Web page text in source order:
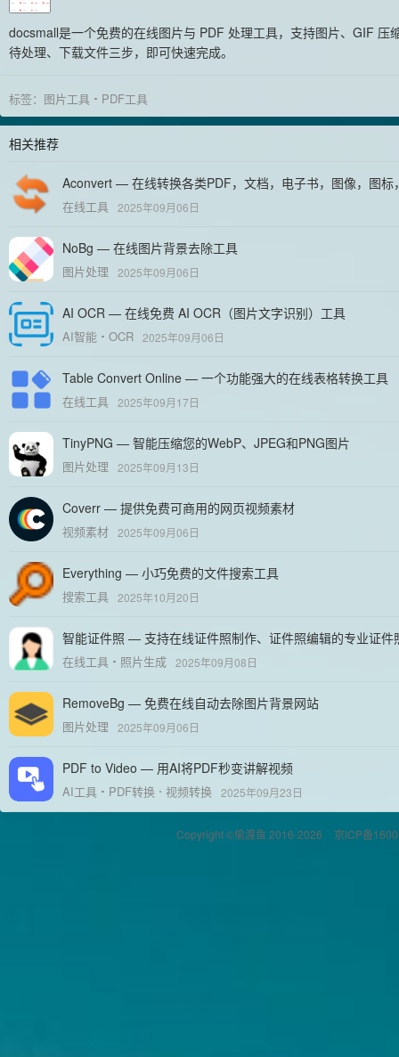
docsmall是一个免费的在线图片与 PDF 处理工具，支持图片、GIF 压
待处理、下载文件三步，即可快速完成。
标签： 图片工具 PDF工具
相关推荐
Aconvert — 在线转换各类PDF，文档，电子书，图像，图标
在线工具 2025年09月06日
NoBg — 在线图片背景去除工具
图片处理 2025年09月06日
AI OCR — 在线免费 AI OCR（图片文字识别）工具
AI智能 OCR 2025年09月06日
Table Convert Online — 一个功能强大的在线表格转换工具
在线工具 2025年09月17日
TinyPNG — 智能压缩您的WebP、JPEG和PNG图片
图片处理 2025年09月13日
Coverr — 提供免费可商用的网页视频素材
视频素材 2025年09月06日
Everything — 小巧免费的文件搜索工具
搜索工具 2025年10月20日
智能证件照 — 支持在线证件照制作、证件照编辑的专业证件
在线工具 照片生成 2025年09月08日
RemoveBg — 免费在线自动去除图片背景网站
图片处理 2025年09月06日
PDF to Video — 用AI将PDF秒变讲解视频
AI工具 PDF转换 视频转换 2025年09月23日
Copyright ©偷渡鱼 2016-2026 京ICP备